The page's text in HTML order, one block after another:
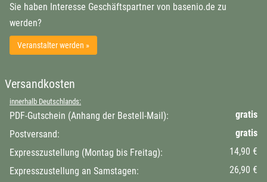
Sie haben Interesse Geschäftspartner von basenio.de zu
werden?
Veranstalter werden »
Versandkosten
innerhalb Deutschlands:
PDF-Gutschein (Anhang der Bestell-Mail):
gratis
Postversand:
gratis
Expresszustellung (Montag bis Freitag):
14,90 €
Expresszustellung an Samstagen:
26,90 €